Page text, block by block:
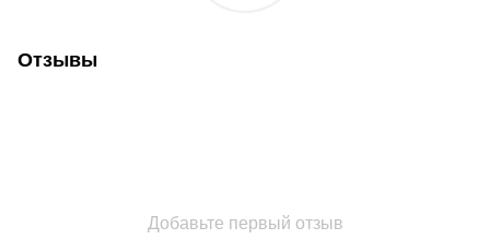
Отзывы
Добавьте первый отзыв